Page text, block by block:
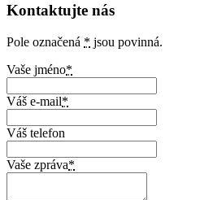
Kontaktujte nás
Pole označená * jsou povinná.
Vaše jméno*
Váš e-mail*
Váš telefon
Vaše zpráva*